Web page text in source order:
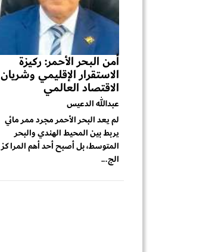
أمن البحر الأحمر: ركيزة
الاستقرار الإقليمي وشريان
الاقتصاد العالمي
عبدالله الدعيس
لم يعد البحر الأحمر مجرد ممر مائي
يربط بين المحيط الهندي والبحر
المتوسط، بل أصبح أحد أهم المراكز
الج...